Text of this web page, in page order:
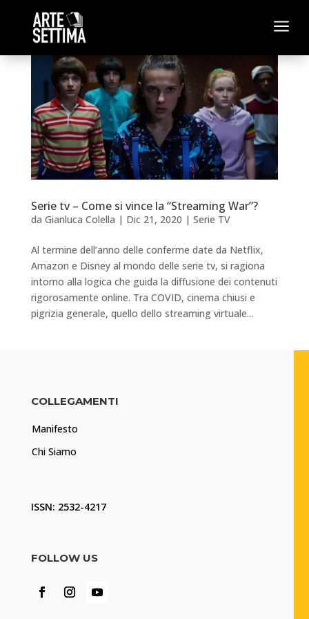
a
Serie tv – Come si vince la “Streaming War”?
da Gianluca Colella | Dic 21, 2020 | Serie TV
Al termine dell’anno delle conferme date da Netflix,
Amazon e Disney al mondo delle serie tv, si ragiona
intorno alla logica che guida la diffusione dei contenuti
rigorosamente online. Tra COVID, cinema chiusi e
pigrizia generale, quello dello streaming virtuale...
COLLEGAMENTI
Manifesto
Chi Siamo
ISSN: 2532-4217
FOLLOW US